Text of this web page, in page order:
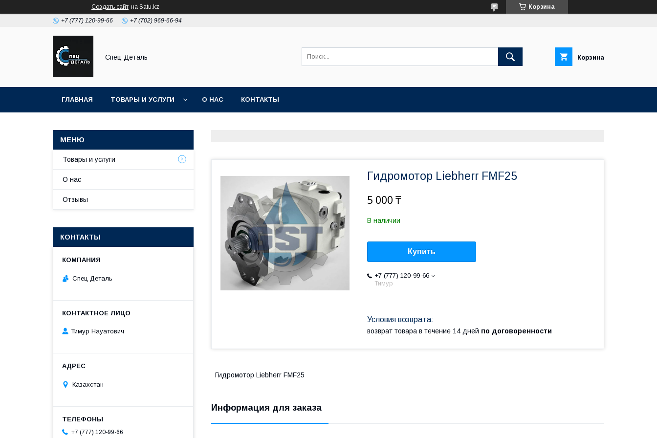
Создать сайт на Satu.kz Корзина
+7 (777) 120-99-66 +7 (702) 969-66-94
Спец Деталь Корзина
ГЛАВНАЯ ТОВАРЫ И УСЛУГИ О НАС КОНТАКТЫ
Гидромотор Liebherr FMF25
5 000 ₸
В наличии
Купить
+7 (777) 120-99-66
Тимур
возврат товара в течение 14 дней по договоренности
Гидромотор Liebherr FMF25
Информация для заказа
Товары и услуги
О нас
Отзывы
КОНТАКТЫ
Спец Деталь
Тимур Науатович
Казахстан
+7 (777) 120-99-66